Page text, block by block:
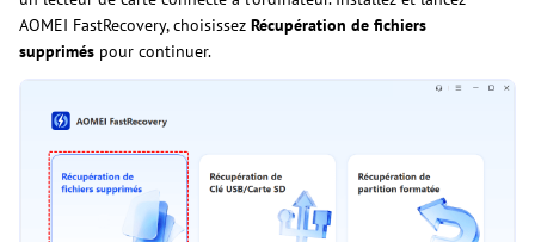
AOMEI FastRecovery, choisissez Récupération de fichiers
supprimés pour continuer.